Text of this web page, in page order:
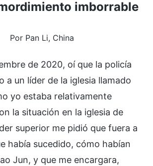
imborrable
Por Pan Li, China
de 2020, oí que la policía
a un líder de la iglesia llamado
yo estaba relativamente
la situación en la iglesia de
superior me pidió que fuera a
había sucedido, cómo habían
Jun, y que me encargara,